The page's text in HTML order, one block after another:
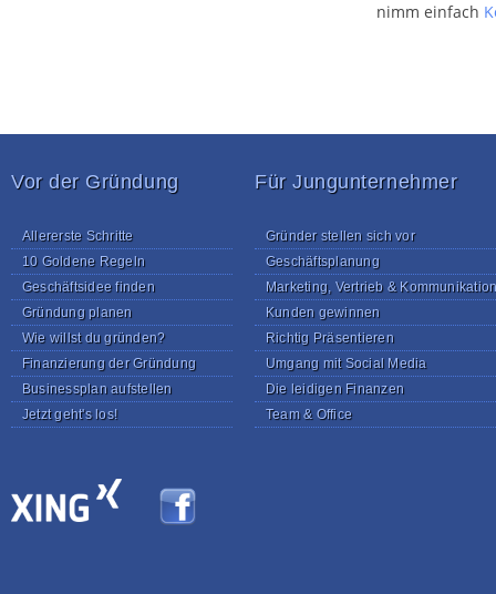
nimm einfach
Vor der Gründung
Allererste Schritte
10 Goldene Regeln
Geschäftsidee finden
Gründung planen
Wie willst du gründen?
Finanzierung der Gründung
Businessplan aufstellen
Jetzt geht's los!
Für Jungunternehmer
Gründer stellen sich vor
Geschäftsplanung
Marketing, Vertrieb &
Kunden gewinnen
Richtig Präsentieren
Umgang mit Social Media
Die leidigen Finanzen
Team & Office